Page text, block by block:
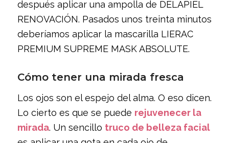
después aplicar una ampolla de DELAPIEL
RENOVACIÓN. Pasados unos treinta minutos
deberíamos aplicar la mascarilla LIERAC
PREMIUM SUPREME MASK ABSOLUTE.
Cómo tener una mirada fresca
Los ojos son el espejo del alma. O eso dicen.
Lo cierto es que se puede rejuvenecer la
mirada. Un sencillo truco de belleza facial